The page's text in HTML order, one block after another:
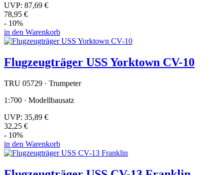
UVP: 87,69 €
78,95 €
- 10%
in den Warenkorb
Flugzeugträger USS Yorktown CV-10
TRU 05729 · Trumpeter
1:700 · Modellbausatz
UVP: 35,89 €
32,25 €
- 10%
in den Warenkorb